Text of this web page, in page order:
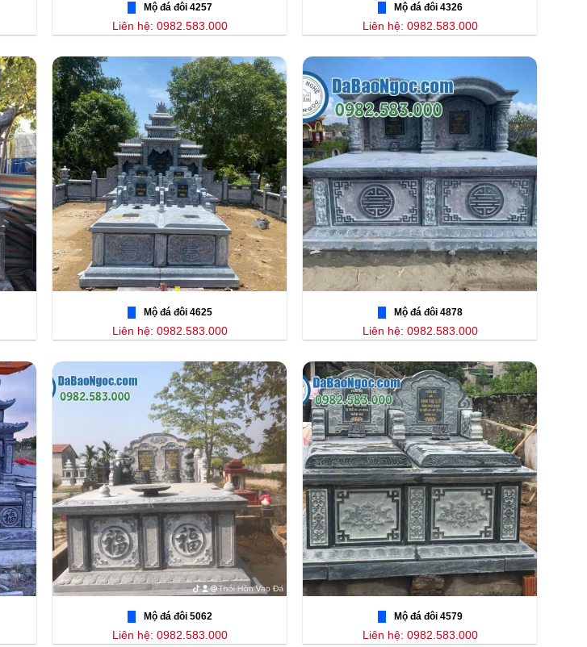
Mộ đá đôi 4257
Liên hệ: 0982.583.000
Mộ đá đôi 4326
Liên hệ: 0982.583.000
Mộ đá đôi 4625
Liên hệ: 0982.583.000
Mộ đá đôi 4878
Liên hệ: 0982.583.000
Mộ đá đôi 5062
Liên hệ: 0982.583.000
Mộ đá đôi 4579
Liên hệ: 0982.583.000